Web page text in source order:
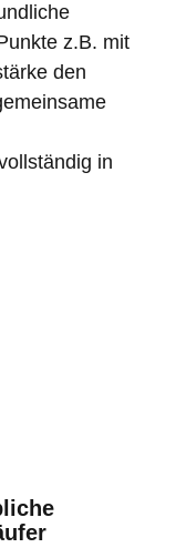
z.B. mit
den
in